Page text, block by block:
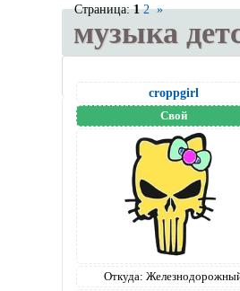
музыка
Страница:1 2 »
croppgirl
Свой
Откуда: